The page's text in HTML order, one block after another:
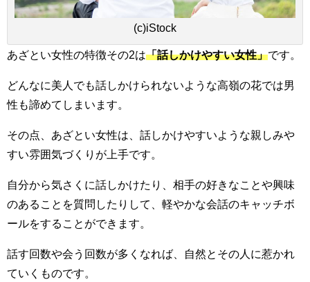
(c)iStock
あざとい女性の特徴その2は「話しかけやすい女性」です。
どんなに美人でも話しかけられないような高嶺の花では男
性も諦めてしまいます。
その点、あざとい女性は、話しかけやすいような親しみや
すい雰囲気づくりが上手です。
自分から気さくに話しかけたり、相手の好きなことや興味
のあることを質問したりして、軽やかな会話のキャッチボ
ールをすることができます。
話す回数や会う回数が多くなれば、自然とその人に惹かれ
ていくものです。